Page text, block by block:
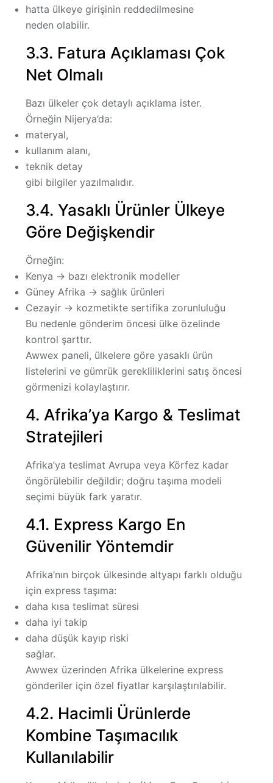
hatta ülkeye girişinin reddedilmesine
neden olabilir.
3.3. Fatura Açıklaması Çok
Net Olmalı
Bazı ülkeler çok detaylı açıklama ister.
Örneğin Nijerya’da:
materyal,
kullanım alanı,
teknik detay
gibi bilgiler yazılmalıdır.
3.4. Yasaklı Ürünler Ülkeye
Göre Değişkendir
Örneğin:
Kenya → bazı elektronik modeller
Güney Afrika → sağlık ürünleri
Cezayir → kozmetikte sertifika zorunluluğu
Bu nedenle gönderim öncesi ülke özelinde
kontrol şarttır.
Awwex paneli, ülkelere göre yasaklı ürün
listelerini ve gümrük gerekliliklerini satış öncesi
görmenizi kolaylaştırır.
4. Afrika’ya Kargo & Teslimat
Stratejileri
Afrika’ya teslimat Avrupa veya Körfez kadar
öngörülebilir değildir; doğru taşıma modeli
seçimi büyük fark yaratır.
4.1. Express Kargo En
Güvenilir Yöntemdir
Afrika’nın birçok ülkesinde altyapı farklı olduğu
için express taşıma:
daha kısa teslimat süresi
daha iyi takip
daha düşük kayıp riski
sağlar.
Awwex üzerinden Afrika ülkelerine express
gönderiler için özel fiyatlar karşılaştırılabilir.
4.2. Hacimli Ürünlerde
Kombine Taşımacılık
Kullanılabilir